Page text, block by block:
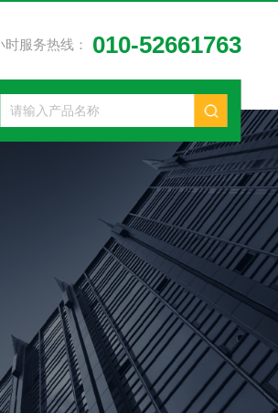
时服务热线： 010-52661763